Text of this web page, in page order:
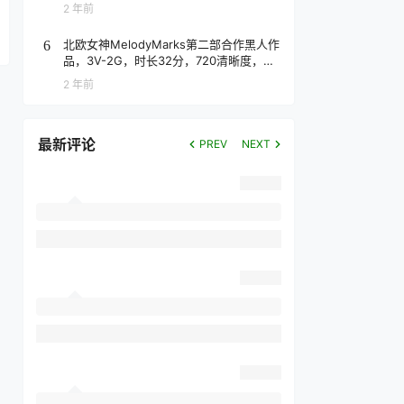
2 年前
6
北欧女神MelodyMarks第二部合作黑人作
品，3V-2G，时长32分，720清晰度，抢
先版！
2 年前
最新评论 PREV NEXT